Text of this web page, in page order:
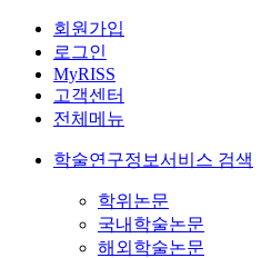
회원가입
로그인
MyRISS
고객센터
전체메뉴
학술연구정보서비스 검색
학위논문
국내학술논문
해외학술논문